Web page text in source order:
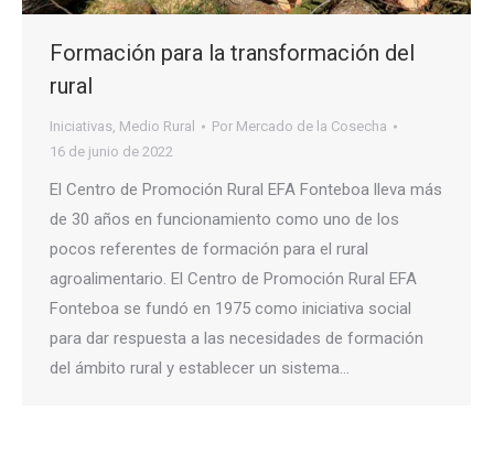
Formación para la transformación del
rural
Iniciativas, Medio Rural Por Mercado de la Cosecha
16 de junio de 2022
El Centro de Promoción Rural EFA Fonteboa lleva más
de 30 años en funcionamiento como uno de los
pocos referentes de formación para el rural
agroalimentario. El Centro de Promoción Rural EFA
Fonteboa se fundó en 1975 como iniciativa social
para dar respuesta a las necesidades de formación
del ámbito rural y establecer un sistema…